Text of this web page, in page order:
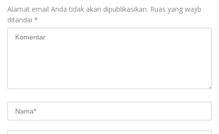
Alamat email Anda tidak akan dipublikasikan. Ruas yang wajib
ditandai *